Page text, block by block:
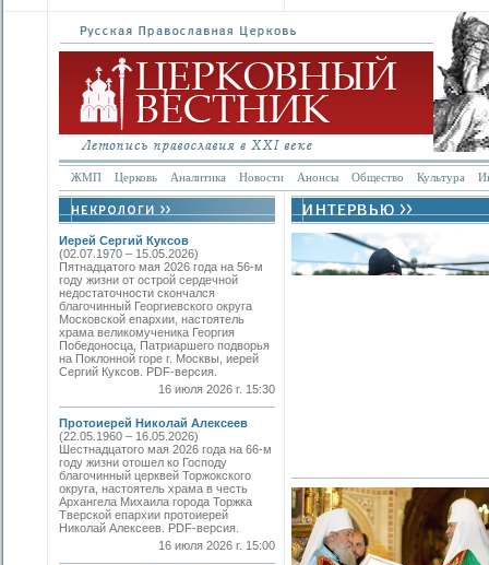
ЖМП Церковь Аналитика Новости Анонсы Общество Культура
Иерей Сергий Куксов
(02.07.1970 – 15.05.2026)
Пятнадцатого мая 2026 года на 56-м
году жизни от острой сердечной
недостаточности скончался
благочинный Георгиевского округа
Московской епархии, настоятель
храма великомученика Георгия
Победоносца, Патриаршего подворья
на Поклонной горе г. Москвы, иерей
Сергий Куксов. PDF-версия.
16 июля 2026 г. 15:30
Протоиерей Николай Алексеев
(22.05.1960 – 16.05.2026)
Шестнадцатого мая 2026 года на 66-м
году жизни отошел ко Господу
благочинный церквей Торжокского
округа, настоятель храма в честь
Архангела Михаила города Торжка
Тверской епархии протоиерей
Николай Алексеев. PDF-версия.
16 июля 2026 г. 15:00